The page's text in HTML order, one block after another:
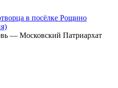
в посёлке Рощино
— Московский Патриархат